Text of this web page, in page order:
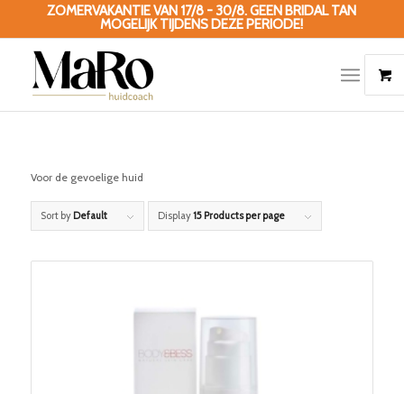
ZOMERVAKANTIE VAN 17/8 - 30/8. GEEN BRIDAL TAN
MOGELIJK TIJDENS DEZE PERIODE!
Voor de gevoelige huid
Sort by Default Display15 Products per page